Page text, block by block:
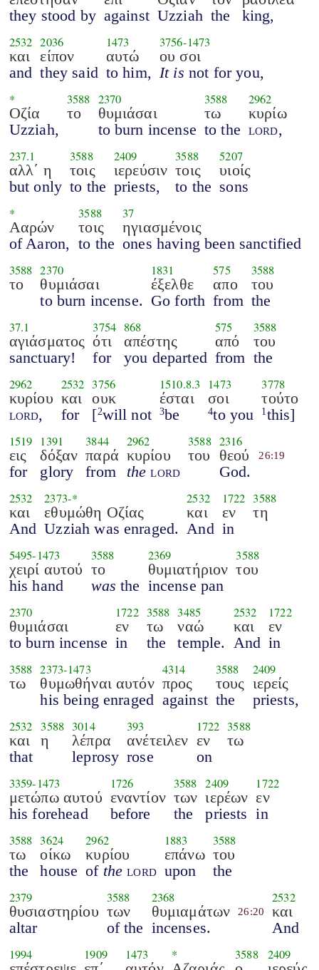
they stood by against Uzziah the
king,
2532
και
and
2036
είπον
they said
1473
αυτώ
to him,
3756-1473
ου σοι
It is not for you,
*
Οζία
Uzziah,
3588
το
2370
θυμιάσαι
to burn incense
3588
τω
to the
2962
κυρίω
lord,
237.1
αλλ΄ η
but only
3588
τοις
to the
2409
ιερεύσιν
priests,
3588
τοις
to the
5207
υιοίς
sons
*
Ααρών
of Aaron,
3588
τοις
to the
37
ηγιασμένοις
ones having been sanctified
3588
το
2370
θυμιάσαι
to burn incense.
1831
έξελθε
Go forth
575
απο
from
3588
του
the
37.1
αγιάσματος
sanctuary!
3754
ότι
for
868
απέστης
you departed
575
από
from
3588
του
the
2962
κυρίου
lord,
2532
και
for
3756
ουκ
[2will not
1510.8.3
έσται
3be
1473
σοι
4to you
3778
τούτο
1 this]
1519
εις
for
1391
δόξαν
glory
3844
παρά
from
2962
κυρίου
the lord
3588
του
2316
θεού
God.
26:19
2532
και
And
2373-*
εθυμώθη Οζίας
Uzziah was enraged.
2532
και
And
1722
εν
in
3588
τη
5495-1473
χειρί αυτού
his hand
3588
το
was the
2369
θυμιατήριον
incense pan
3588
του
2370
θυμιάσαι
to burn incense
1722
εν
in
3588
τω
the
3485
ναώ
temple.
2532
και
And
1722
εν
in
3588
τω
2373-1473
θυμωθήναι αυτόν
his being enraged
4314
προς
against
3588
τους
the
2409
ιερείς
priests,
2532
και
that
3588
η
3014
λέπρα
leprosy
393
ανέτειλεν
rose
1722
εν
on
3588
τω
3359-1473
μετώπω αυτού
his forehead
1726
εναντίον
before
3588
των
the
2409
ιερέων
priests
1722
εν
in
3588
τω
the
3624
οίκω
house
2962
κυρίου
of the lord
1883
επάνω
upon
3588
του
the
2379
θυσιαστηρίου
altar
3588
των
of the
2368
θυμιαμάτων
incenses.
26:20
2532
και
And
1994 1909 1473 * 3588 2409